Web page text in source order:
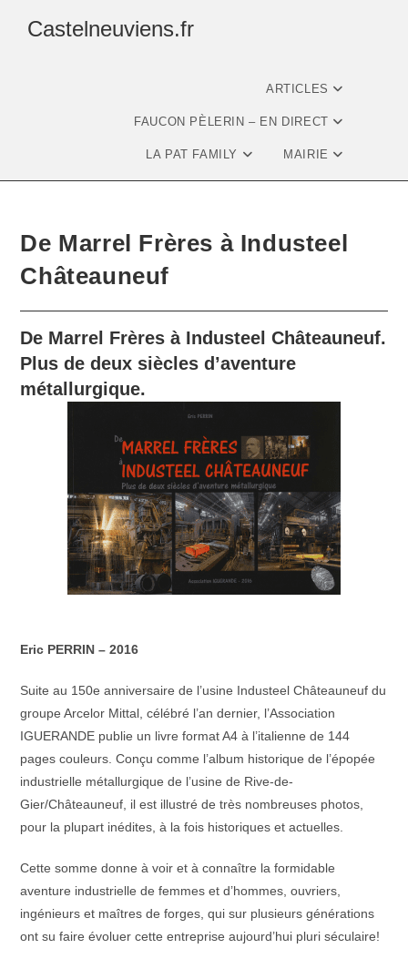
Castelneuviens.fr
ARTICLES
FAUCON PÈLERIN – EN DIRECT
LA PAT FAMILY MAIRIE
De Marrel Frères à Industeel
Châteauneuf
De Marrel Frères àIndusteel Châteauneuf.
Plus de deux siècles d’aventure
métallurgique.
Eric PERRIN – 2016
Suite au 150e anniversaire de l’usine Industeel Châteauneuf du
groupe Arcelor Mittal, célébré l’an dernier, l’Association
IGUERANDE publie un livre format A4 à l’italienne de 144
pages couleurs. Conçu comme l’album historique de l’épopée
industrielle métallurgique de l’usine de Rive-de-
Gier/Châteauneuf, il est illustré de très nombreuses photos,
pour la plupart inédites, à la fois historiques et actuelles.
Cette somme donne à voir et à connaître la formidable
aventure industrielle de femmes et d’hommes, ouvriers,
ingénieurs et maîtres de forges, qui sur plusieurs générations
ont su faire évoluer cette entreprise aujourd’hui pluri séculaire!